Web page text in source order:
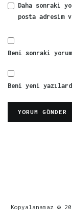
Daha sonraki
posta adresim
Beni sonraki
Beni yeni
Kopyalanamaz ©